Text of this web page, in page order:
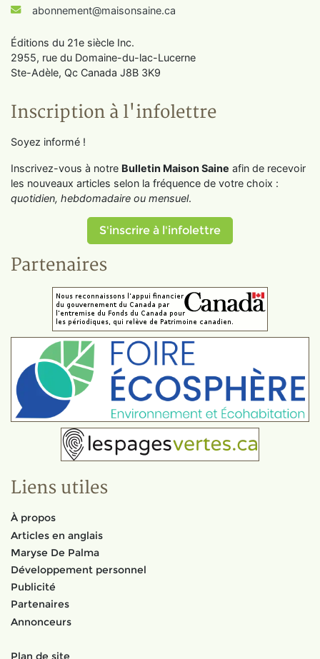
abonnement@maisonsaine.ca
Éditions du 21e siècle Inc.
2955, rue du Domaine-du-lac-Lucerne
Ste-Adèle, Qc Canada J8B 3K9
Inscription à l'infolettre
Soyez informé !
Inscrivez-vous à notre Bulletin Maison Saine afin de recevoir
les nouveaux articles selon la fréquence de votre choix :
quotidien, hebdomadaire ou mensuel.
S'inscrire à l'infolettre
Partenaires
Liens utiles
À propos
Articles en anglais
Maryse De Palma
Développement personnel
Publicité
Partenaires
Annonceurs
Plan de site